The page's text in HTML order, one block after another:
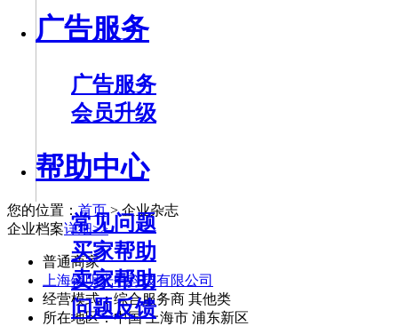
广告服务
广告服务
会员升级
帮助中心
常见问题
买家帮助
卖家帮助
问题反馈
您的位置：首页> 企业杂志
企业档案详细>>
普通商家
上海锡明光电科技有限公司
经营模式：综合服务商 其他类
所在地区：中国 上海市 浦东新区